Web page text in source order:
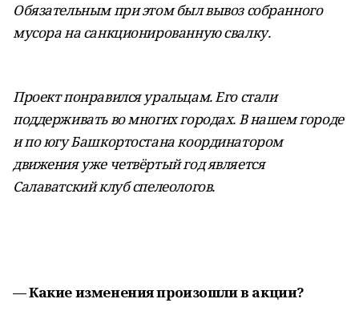
Обязательным при этом был вывоз собранного
мусора на санкционированную свалку.
Проект понравился уральцам. Его стали
поддерживать во многих городах. В нашем городе
и по югу Башкортостана координатором
движения уже четвёртый год является
Салаватский клуб спелеологов.
— Какие изменения произошли в акции?